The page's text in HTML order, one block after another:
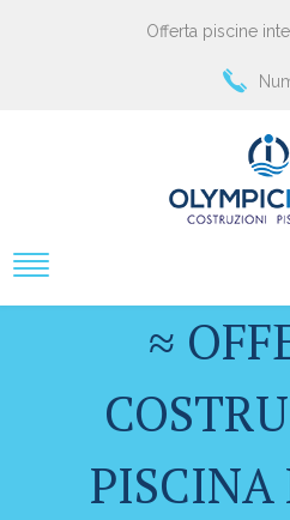
Offerta piscine
≈
PISCINA